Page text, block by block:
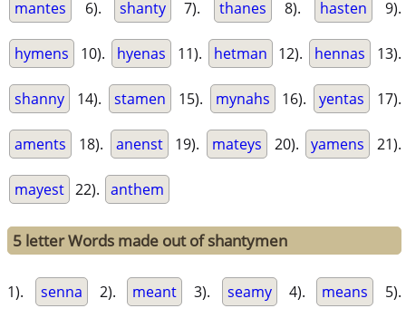
mantes 6). shanty 7). thanes 8). hasten 9).
hymens 10). hyenas 11). hetman 12). hennas 13).
shanny 14). stamen 15). mynahs 16). yentas 17).
aments 18). anenst 19). mateys 20). yamens 21).
mayest 22). anthem
5 letter Words made out of shantymen
1). senna 2). meant 3). seamy 4). means 5).